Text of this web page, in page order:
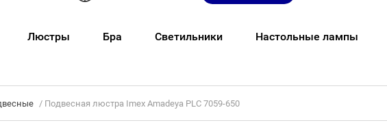
Люстры Бра Светильники Настольные лампы
/ Подвесная люстра Imex Amadeya PLC 7059-650